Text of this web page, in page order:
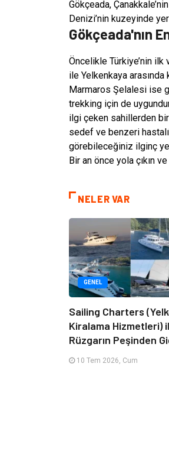
Gökçeada,
Denizi’nin kuzeyinde
Gökçeada'nın
Öncelikle Türkiye’nin ilk
ile Yelkenkaya
Marmaros Şelalesi ise
trekking için de
ilgi çeken sahillerden
sedef ve benzeri
görebileceğiniz ilginç
Bir an önce yola çıkın
NELER VAR
GENEL
Sailing Charters
Kiralama Hizmetleri)
Rüzgarın Peşinden
10 Tem 2026, Cum